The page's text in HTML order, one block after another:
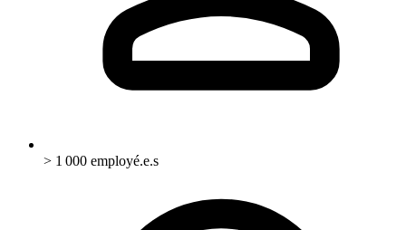
> 1 000 employé.e.s